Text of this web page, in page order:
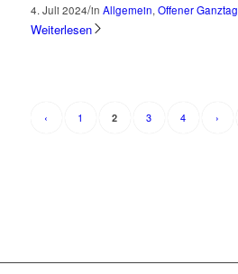
4. Juli 2024/in Allgemein, Offener Ganztag
Weiterlesen
‹ 1 2 3 4 ›